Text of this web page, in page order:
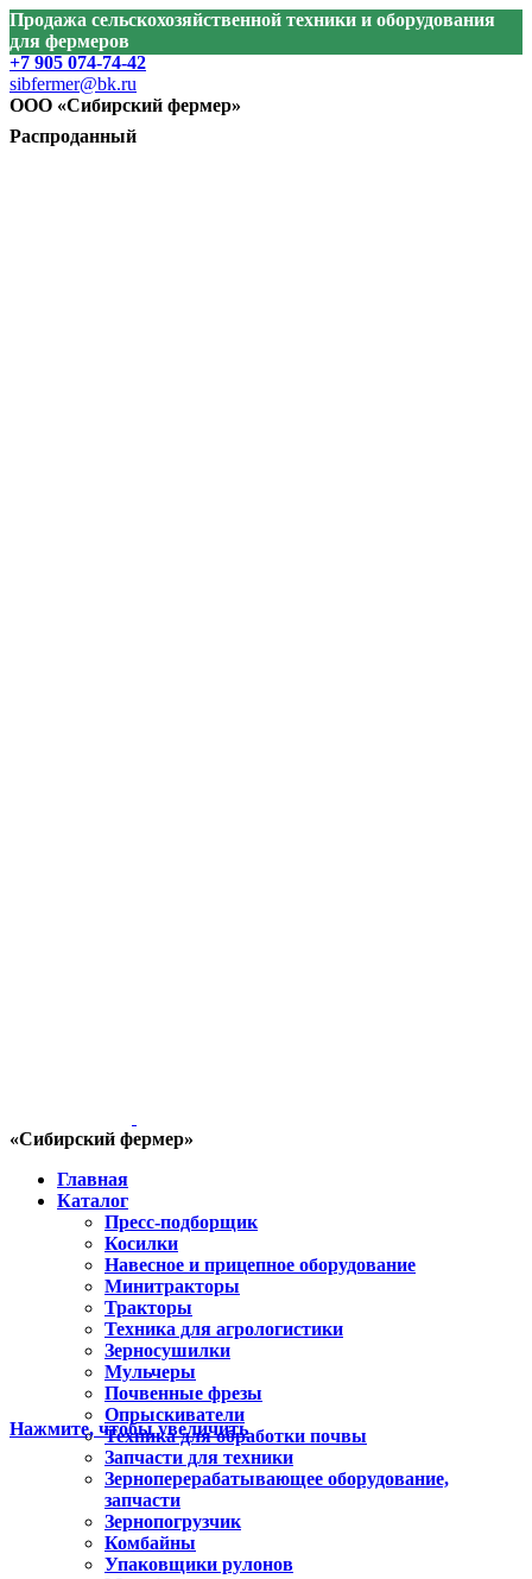
Продажа сельскохозяйственной техники и оборудования
для фермеров
+7 905 074-74-42
sibfermer@bk.ru
ООО «Сибирский фермер»
«Сибирский фермер»
Главная
Каталог
Пресс-подборщик
Косилки
Навесное и прицепное оборудование
Минитракторы
Тракторы
Техника для агрологистики
Зерносушилки
Мульчеры
Почвенные фрезы
Опрыскиватели
Техника для обработки почвы
Запчасти для техники
Зерноперерабатывающее оборудование,
запчасти
Зернопогрузчик
Комбайны
Упаковщики рулонов
Распроданный
Нажмите, чтобы увеличить